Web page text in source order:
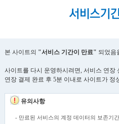
본 사이트의 "서비스 기간이 만료" 되었음
사이트를 다시 운영하시려면, 서비스 연장
연장 결제 완료 후 5분 이내로 사이트가 정
유의사항
- 만료된 서비스의 계정 데이터의 보존기